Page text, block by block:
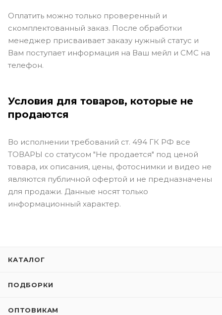
Оплатить можно только проверенный и
скомплектованный заказ. После обработки
менеджер присваивает заказу нужный статус и
Вам поступает информация на Ваш мейл и СМС на
телефон.
Условия для товаров, которые не
продаются
Во исполнении требований ст. 494 ГК РФ все
ТОВАРЫ со статусом "Не продается" под ценой
товара, их описания, цены, фотоснимки и видео не
являются публичной офертой и не предназначены
для продажи. Данные носят только
информационный характер.
КАТАЛОГ
ПОДБОРКИ
ОПТОВИКАМ